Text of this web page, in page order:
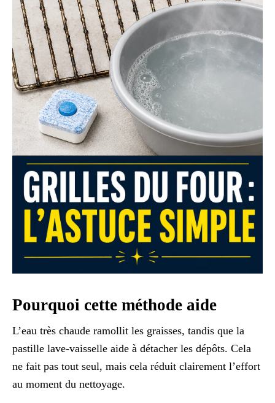
Pourquoi cette méthode aide
L’eau très chaude ramollit les graisses, tandis que la
pastille lave-vaisselle aide à détacher les dépôts. Cela
ne fait pas tout seul, mais cela réduit clairement l’effort
au moment du nettoyage.